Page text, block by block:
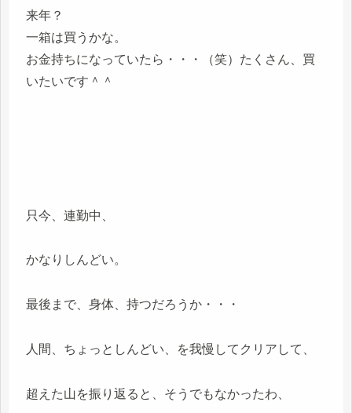
来年？
一箱は買うかな。
お金持ちになっていたら・・・（笑）たくさん、買
いたいです＾＾
只今、連勤中、
かなりしんどい。
最後まで、身体、持つだろうか・・・
人間、ちょっとしんどい、を我慢してクリアして、
超えた山を振り返ると、そうでもなかったわ、